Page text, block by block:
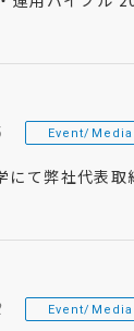
Event/Media
にて弊社代表
Event/Media